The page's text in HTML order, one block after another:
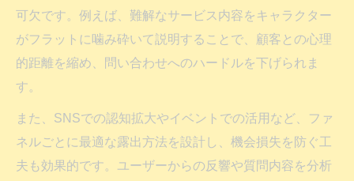
可欠です。例えば、難解なサービス内容をキャラクター
がフラットに噛み砕いて説明することで、顧客との心理
的距離を縮め、問い合わせへのハードルを下げられま
す。
また、SNSでの認知拡大やイベントでの活用など、ファ
ネルごとに最適な露出方法を設計し、機会損失を防ぐ工
夫も効果的です。ユーザーからの反響や質問内容を分析